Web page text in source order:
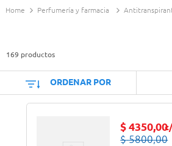
Perfumería y farmacia
169 productos
ORDENAR POR
$ 4350,00
$ 5800,00
Yerba
Doves